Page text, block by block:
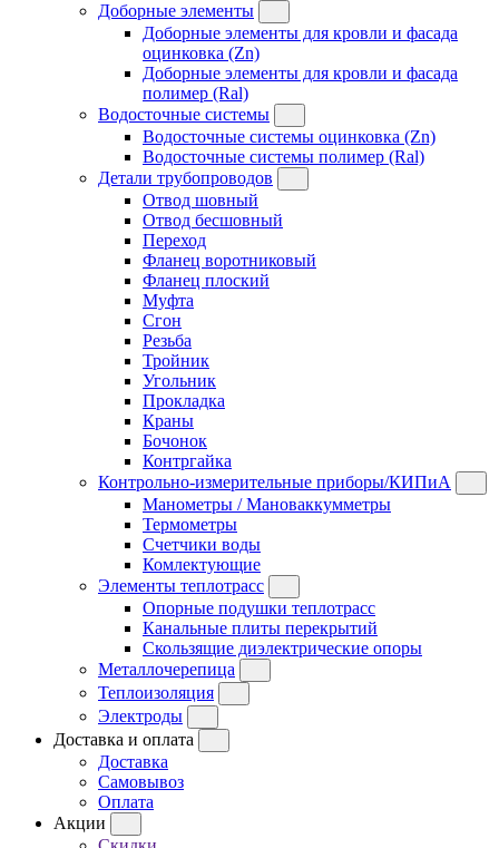
Доборные элементы
Доборные элементы для кровли и фасада
оцинковка (Zn)
Доборные элементы для кровли и фасада
полимер (Ral)
Водосточные системы
Водосточные системы оцинковка (Zn)
Водосточные системы полимер (Ral)
Детали трубопроводов
Отвод шовный
Отвод бесшовный
Переход
Фланец воротниковый
Фланец плоский
Муфта
Сгон
Резьба
Тройник
Угольник
Прокладка
Краны
Бочонок
Контргайка
Контрольно-измерительные приборы/КИПиА
Манометры / Мановаккумметры
Термометры
Счетчики воды
Комлектующие
Элементы теплотрасс
Опорные подушки теплотрасс
Канальные плиты перекрытий
Скользящие диэлектрические опоры
Металлочерепица
Теплоизоляция
Электроды
Доставка и оплата
Доставка
Самовывоз
Оплата
Акции